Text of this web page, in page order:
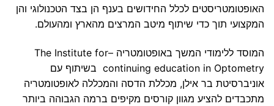
האופטומטריסטים לכלל החידושים בענף הן בצד הטכנולוגי והן
המקצועי תוך כדי שיתוף מיטב המרצים מהארץ ומהעולם.
המוסד ללימודי המשך באופטומטריה –The Institute for
continuing education in Optometry בשיתוף עם
אוניברסיטת בר אילן, מכללת הדסה והמכללה לאופטומטריה
מתכבדים להציע מגוון קורסים מקיפים ברמה הגבוהה ביותר